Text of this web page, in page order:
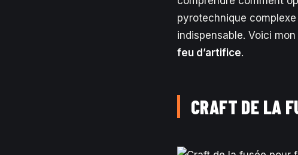
pyrotechnique
indispensable. Voici
feu d’artifice.
CRAFT DE LA